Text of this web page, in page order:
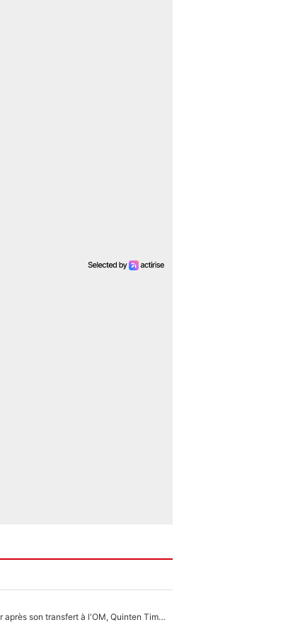
En plein cauchemar après son transfert à l'OM, Quinten Timber raconte ses doutes après sa signature à Marseille